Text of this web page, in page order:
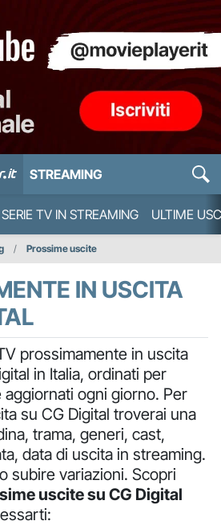
STREAMING
SERIE TV IN STREAMING ULTIME
Prossime uscite
IN USCITA
prossimamente in uscita
in Italia, ordinati per
ogni giorno. Per
su CG Digital troverai una
trama, generi, cast,
data di uscita in streaming.
subire variazioni. Scopri
uscite su CG Digital